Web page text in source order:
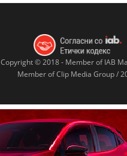
Copyright © 2018 - Member of IAB
Member of Clip Media Group /